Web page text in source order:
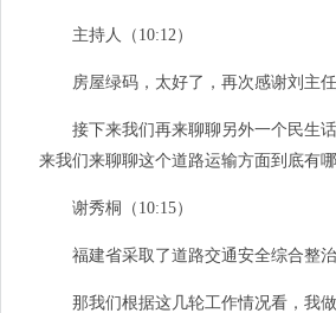
主持人（10:12）
房屋绿码，太好了，再次感谢刘主任
接下来我们再来聊聊另外一个民生话
来我们来聊聊这个道路运输方面到底有
谢秀桐（10:15）
福建省采取了道路交通安全综合整治
那我们根据这几轮工作情况看，我做